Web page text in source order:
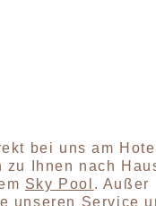
bei uns am Hotel
Ihnen nach
Sky Pool . Außer
unseren Service